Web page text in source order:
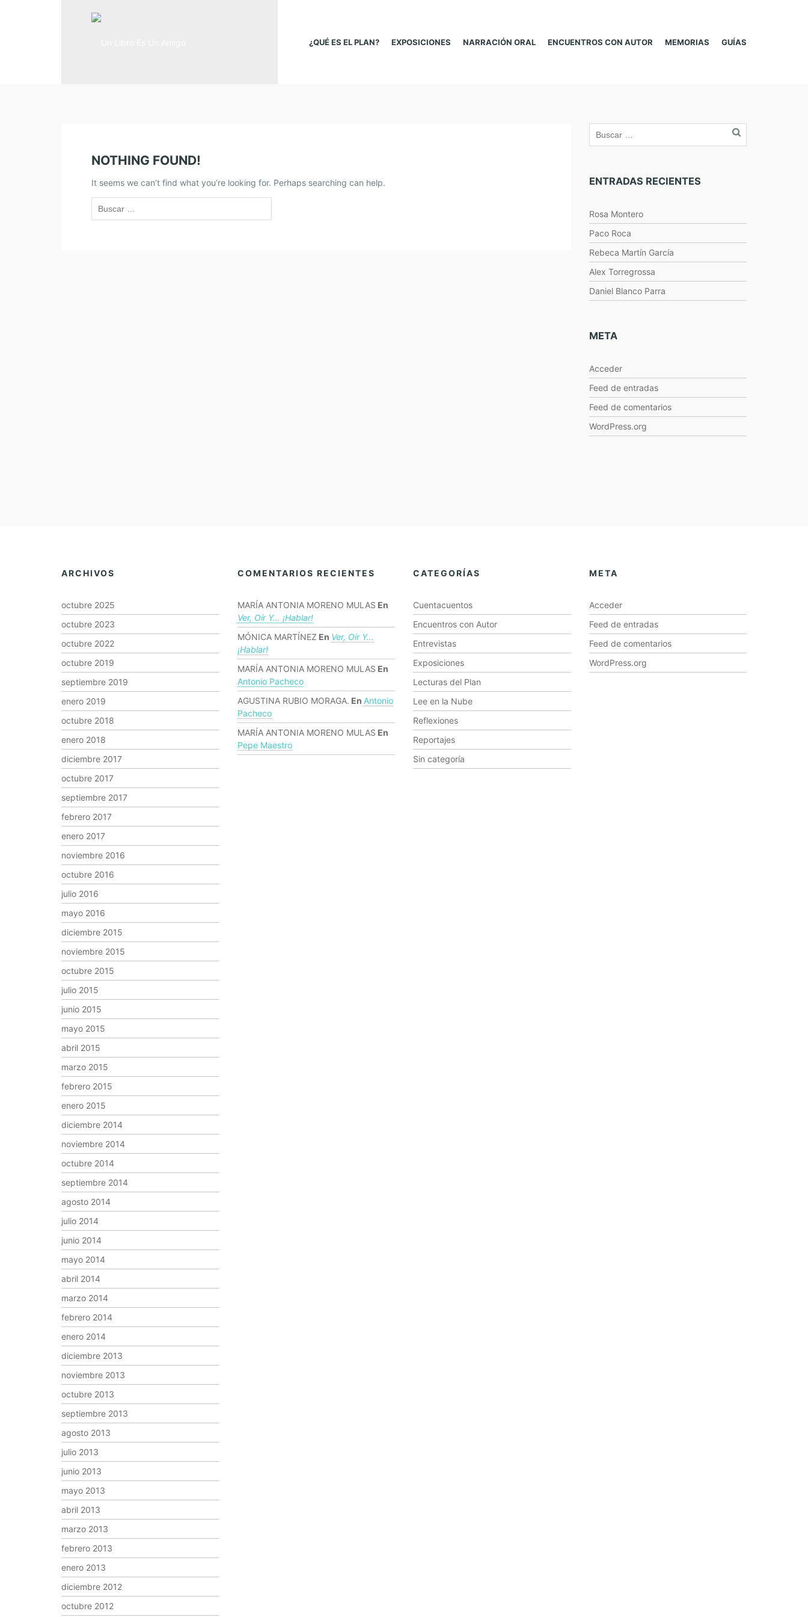
¿QUÉ ES EL PLAN? EXPOSICIONES NARRACIÓN ORAL ENCUENTROS CON AUTOR MEMORIAS GUÍAS
NOTHING FOUND!
It seems we can’t find what you’re looking for. Perhaps searching can help. ENTRADAS RECIENTES
Rosa Montero
Paco Roca
Rebeca Martín García
Alex Torregrossa
Daniel Blanco Parra
META
Acceder
Feed de entradas
Feed de comentarios
WordPress.org
ARCHIVOS
octubre 2025
octubre 2023
octubre 2022
octubre 2019
septiembre 2019
enero 2019
octubre 2018
enero 2018
diciembre 2017
octubre 2017
septiembre 2017
febrero 2017
enero 2017
noviembre 2016
octubre 2016
julio 2016
mayo 2016
diciembre 2015
noviembre 2015
octubre 2015
julio 2015
junio 2015
mayo 2015
abril 2015
marzo 2015
febrero 2015
enero 2015
diciembre 2014
noviembre 2014
octubre 2014
septiembre 2014
agosto 2014
julio 2014
junio 2014
mayo 2014
abril 2014
marzo 2014
febrero 2014
enero 2014
diciembre 2013
noviembre 2013
octubre 2013
septiembre 2013
agosto 2013
julio 2013
junio 2013
mayo 2013
abril 2013
marzo 2013
febrero 2013
enero 2013
diciembre 2012
octubre 2012
COMENTARIOS RECIENTES
MARÍA ANTONIA MORENO MULAS En
Ver, Oír Y… ¡hablar!
MÓNICA MARTÍNEZ En Ver, Oír Y…
¡hablar!
MARÍA ANTONIA MORENO MULAS En
Antonio Pacheco
AGUSTINA RUBIO MORAGA. En Antonio
Pacheco
MARÍA ANTONIA MORENO MULAS En
Pepe Maestro
CATEGORÍAS
Cuentacuentos
Encuentros con Autor
Entrevistas
Exposiciones
Lecturas del Plan
Lee en la Nube
Reflexiones
Reportajes
Sin categoría
META
Acceder
Feed de entradas
Feed de comentarios
WordPress.org